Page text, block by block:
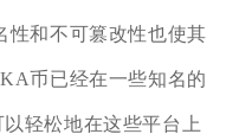
性和不可篡改性也使其
币已经在一些知名的
轻松地在这些平台上